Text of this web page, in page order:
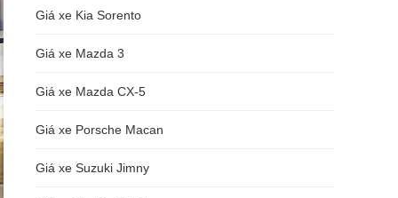
Giá xe Kia Sorento
Giá xe Mazda 3
Giá xe Mazda CX-5
Giá xe Porsche Macan
Giá xe Suzuki Jimny